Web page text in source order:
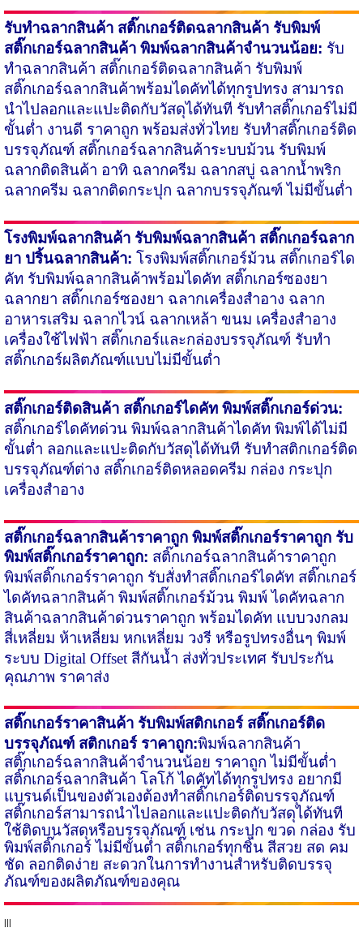
รับทำฉลากสินค้าสติ๊กเกอร์ติดฉลากสินค้า รับพิมพ์
สติ๊กเกอร์ฉลากสินค้า พิมพ์ฉลากสินค้าจำนวนน้อย: รับ
ทำฉลากสินค้า สติ๊กเกอร์ติดฉลากสินค้า รับพิมพ์
สติ๊กเกอร์ฉลากสินค้าพร้อมไดคัทได้ทุกรูปทรง สามารถ
นำไปลอก​และแปะติดกับวัสดุได้ทันที รับทำสติ๊กเกอร์ไม่มี
ขั้นต่ำ งานดี ราคาถูก พร้อมส่งทั่วไทย รับทำสติ๊กเกอร์ติด
บรรจุภัณฑ์ สติ๊กเกอร์ฉลากสินค้าระบบม้วน รับพิมพ์
ฉลากติดสินค้า อาทิ ฉลากครีม ฉลากสบู่ ฉลากน้ำพริก
ฉลากครีม ฉลากติดกระปุก ฉลากบรรจุภัณฑ์ ไม่มีขั้นต่ำ
โรงพิมพ์ฉลากสินค้ารับพิมพ์ฉลากสินค้า สติ๊กเกอร์ฉลาก
ยา ปริ้นฉลากสินค้า: โรงพิมพ์สติ๊กเกอร์ม้วนสติ๊กเกอร์ได
คัท รับพิมพ์ฉลากสินค้าพร้อมไดคัท สติ๊กเกอร์ซองยา
ฉลากยา สติ๊กเกอร์ซองยา ฉลากเครื่องสำอาง ฉลาก
อาหารเสริม ฉลากไวน์ ฉลากเหล้า ขนม เครื่องสำอาง
เครื่องใช้ไฟฟ้า สติ๊กเกอร์และกล่องบรรจุภัณฑ์ รับทำ
สติ๊กเกอร์ผลิตภัณฑ์แบบไม่มีขั้นต่ำ
สติ๊กเกอร์ติดสินค้าสติ๊กเกอร์ไดคัทพิมพ์สติ๊กเกอร์ด่วน:
สติ๊กเกอร์ไดคัทด่วน พิมพ์ฉลากสินค้าไดคัท พิมพ์ได้ไม่มี
ขั้นต่ำ ลอก​และแปะติดกับวัสดุได้ทันที รับทำสติกเกอร์ติด
บรรจุภัณฑ์ต่าง สติ๊กเกอร์​ติดหลอดครีม กล่อง กระปุก
เครื่องสำอาง
สติ๊กเกอร์ฉลากสินค้าราคาถูกพิมพ์สติ๊กเกอร์ราคาถูก รับ
พิมพ์สติ๊กเกอร์ราคาถูก: สติ๊กเกอร์ฉลากสินค้าราคาถูก
พิมพ์สติ๊กเกอร์ราคาถูก รับสั่งทำสติ๊กเกอร์ไดคัท สติ๊กเกอร์
ไดคัทฉลากสินค้า พิมพ์สติ๊กเกอร์ม้วน พิมพ์ ไดคัทฉลาก
สินค้าฉลากสินค้าด่วนราคาถูก พร้อมไดคัท แบบวงกลม
สี่เหลี่ยม ห้าเหลี่ยม หกเหลี่ยม วงรี หรือรูปทรงอื่นๆ พิมพ์
ระบบ Digital Offset สีกันน้ำ ส่งทั่วประเทศ รับประกัน
คุณภาพ ราคาส่ง
สติ๊กเกอร์ราคาสินค้า รับพิมพ์สติกเกอร์ สติ๊กเกอร์ติด
บรรจุภัณฑ์สติกเกอร์ ราคาถูก:พิมพ์ฉลากสินค้า
สติ๊กเกอร์ฉลากสินค้าจำนวนน้อย ราคาถูก ไม่มีขั้นต่ำ
สติ๊กเกอร์ฉลากสินค้า โลโก้ ไดคัท​ได้ทุกรูปทรง อยากมี
แบรนด์เป็นของตัวเองต้องทำสติ๊กเกอร์ติดบรรจุภัณฑ์
สติ๊กเกอร์สามารถนำไปลอก​และแปะติดกับวัสดุได้ทันที
ใช้ติดบนวัสดุหรือบรรจุภัณฑ์ เช่น กระปุก ขวด กล่อง รับ
พิมพ์สติ๊กเกอร์ ไม่มีขั้นต่ สติ๊ก​เกอร์ทุกชิ้น สีสวย สด คม
ชัด ลอกติดง่าย สะดวกในการทำงานสำหรับติดบรรจุ
ภัณฑ์ของผลิตภัณฑ์ของคุณ